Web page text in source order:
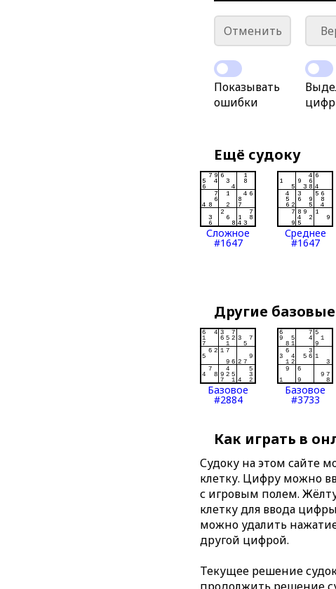
Отменить
Показывать
ошибки
Ещё судоку
Сложное
#1647
Среднее
#1647
Другие
Базовое
#2884
Базовое
#3733
Как играть в
Судоку на этом сайте
клетку. Цифру можно
с игровым полем.
клетку для ввода
можно удалить
другой цифрой.
Текущее решение